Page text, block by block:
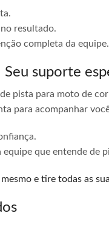
resultado.
completa da equipe.
Seu suporte
pista para moto de
para acompanhar
equipe que entende de
e tire todas as